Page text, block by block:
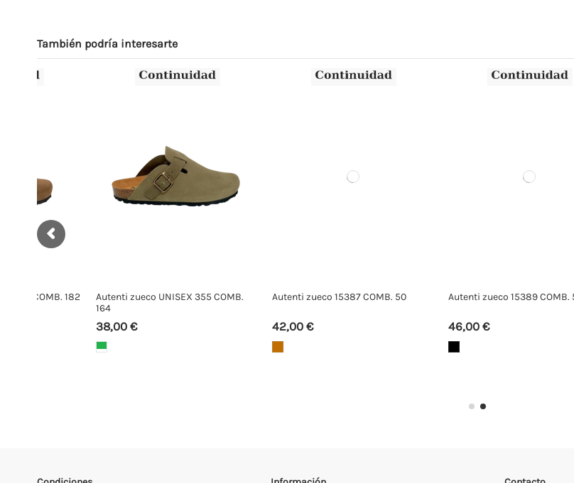
También podría interesarte
Autenti zueco 15387 COMB. 50 Autenti zueco 15389 COMB. 51 Autenti zueco 15389 COMB. 864